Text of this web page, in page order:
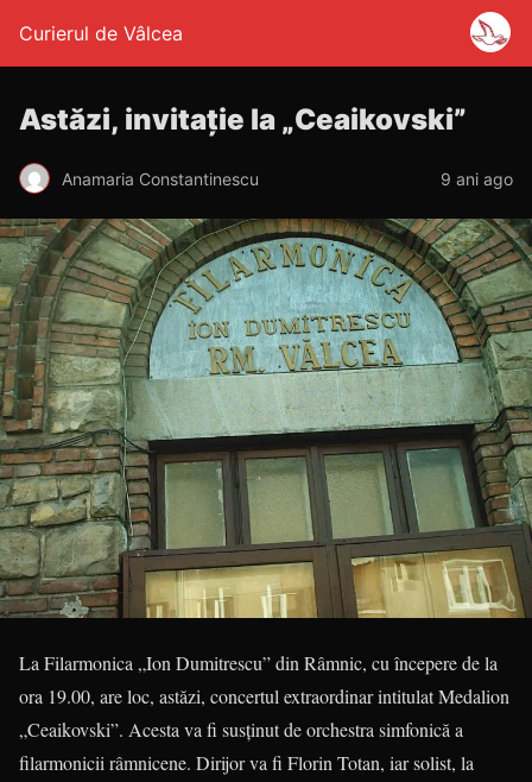
Curierul de Vâlcea
Astăzi, invitație la „Ceaikovski”
Anamaria Constantinescu 9 ani ago
La Filarmonica „Ion Dumitrescu” din Râmnic, cu începere de la
ora 19.00, are loc, astăzi, concertul extraordinar intitulat Medalion
„Ceaikovski”. Acesta va fi susținut de orchestra simfonică a
filarmonicii râmnicene. Dirijor va fi Florin Totan, iar solist, la